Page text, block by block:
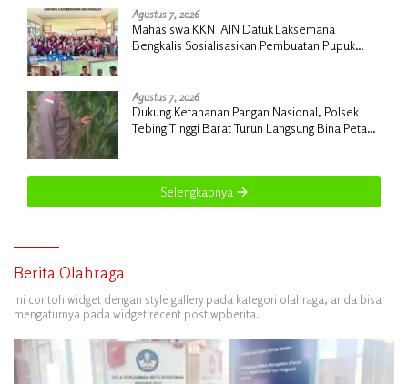
Agustus 7, 2026
Mahasiswa KKN IAIN Datuk Laksemana
Bengkalis Sosialisasikan Pembuatan Pupuk
Agustus 7, 2026
Dukung Ketahanan Pangan Nasional, Polsek
Tebing Tinggi Barat Turun Langsung Bina Petani
Selengkapnya
Berita Olahraga
Ini contoh widget dengan style gallery pada kategori olahraga, anda bisa
mengaturnya pada widget recent post wpberita.